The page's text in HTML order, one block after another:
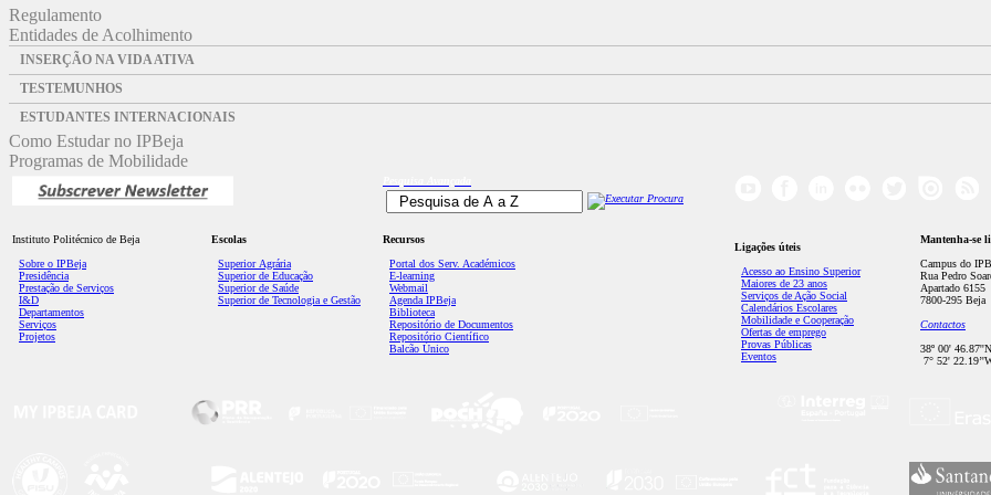
Regulamento
Entidades de Acolhimento
INSERÇÃO NA VIDA ATIVA
TESTEMUNHOS
ESTUDANTES INTERNACIONAIS
Como Estudar no IPBeja
Programas de Mobilidade
Instituto Politécnico de Beja
Sobre o IPBeja
Presidência
Prestação de Serviços
I&D
Departamentos
Serviços
Projetos
Escolas
Superior Agrária
Superior de Educação
Superior de Saúde
Superior de Tecnologia e Gestão
Recursos
Portal dos Serv. Académicos
E-learning
Webmail
Agenda IPBeja
Biblioteca
Repositório de Documentos
Repositório Científico
Balcão Único
Ligações úteis
Acesso ao Ensino Superior
Maiores de 23 anos
Serviços de Ação Social
Calendários Escolares
Mobilidade e Cooperação
Ofertas de emprego
Provas Públicas
Eventos
Mantenha-se
Campus do
Rua Pedro
Apartado 6155
7800-295 Beja
Contactos
38º 00' 46.87''N
7° 52'